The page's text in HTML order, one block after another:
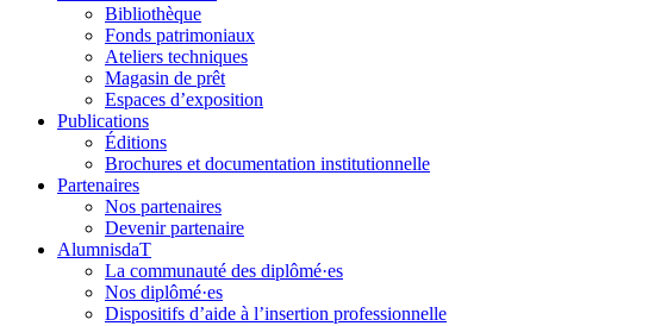
Bibliothèque
Fonds patrimoniaux
Ateliers techniques
Magasin de prêt
Espaces d’exposition
Publications
Éditions
Brochures et documentation institutionnelle
Partenaires
Nos partenaires
Devenir partenaire
AlumnisdaT
La communauté des diplômé·es
Nos diplômé·es
Dispositifs d’aide à l’insertion professionnelle